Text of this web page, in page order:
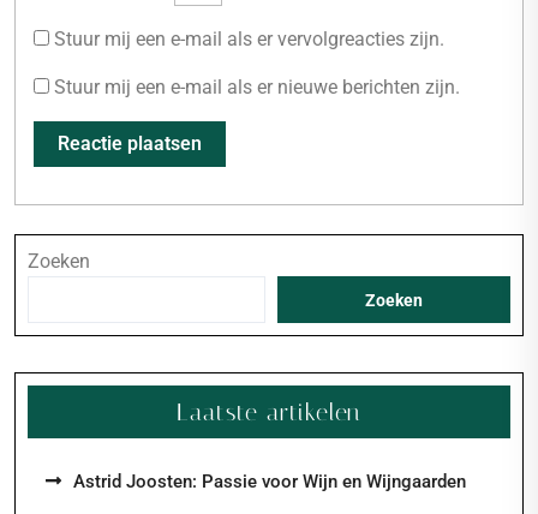
Stuur mij een e-mail als er vervolgreacties zijn.
Stuur mij een e-mail als er nieuwe berichten zijn.
Zoeken
Zoeken
Laatste artikelen
Astrid Joosten: Passie voor Wijn en Wijngaarden